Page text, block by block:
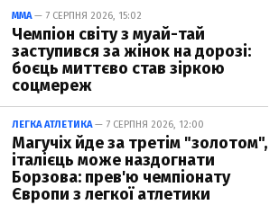
ММА— 7 СЕРПНЯ 2026, 15:02
Чемпіон світу з муай-тай
заступився за жінок на дорозі:
боєць миттєво став зіркою
соцмереж
ЛЕГКА АТЛЕТИКА— 7 СЕРПНЯ 2026, 12:00
Магучіх йде за третім "золотом",
італієць може наздогнати
Борзова: прев'ю чемпіонату
Європи з легкої атлетики